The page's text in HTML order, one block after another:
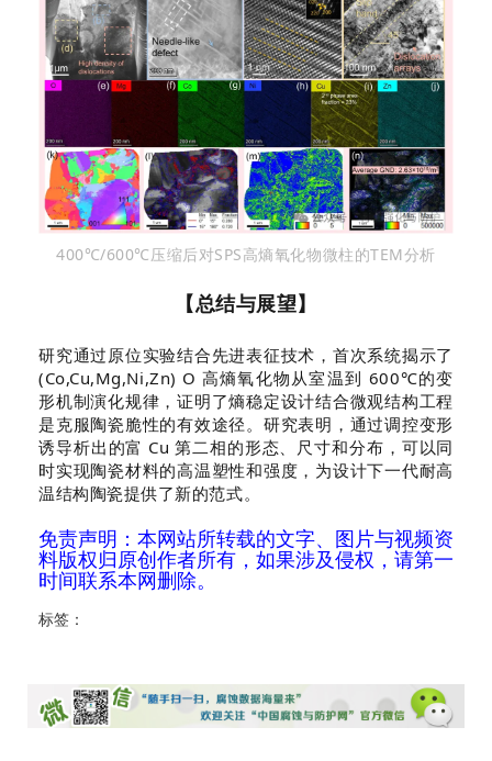
400℃/600℃压缩后对SPS高熵氧化物微柱的TEM分析
【总结与展望】
研究通过原位实验结合先进表征技术，首次系统揭示了
(Co,Cu,Mg,Ni,Zn) O 高熵氧化物从室温到 600℃的变
形机制演化规律，证明了熵稳定设计结合微观结构工程
是克服陶瓷脆性的有效途径。研究表明，通过调控变形
诱导析出的富 Cu 第二相的形态、尺寸和分布，可以同
时实现陶瓷材料的高温塑性和强度，为设计下一代耐高
温结构陶瓷提供了新的范式。
免责声明：本网站所转载的文字、图片与视频资
料版权归原创作者所有，如果涉及侵权，请第一
时间联系本网删除。
标签：